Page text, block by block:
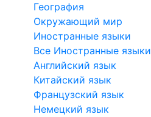
География
Окружающий мир
Иностранные языки
Все Иностранные языки
Английский язык
Китайский язык
Французский язык
Немецкий язык